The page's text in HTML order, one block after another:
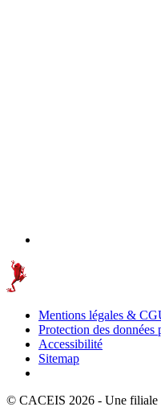
Mentions légales &
Protection des données
Accessibilité
Sitemap
© CACEIS 2026 - Une filiale